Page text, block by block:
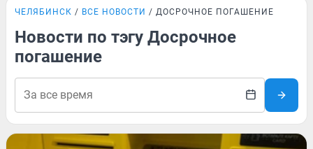
ЧЕЛЯБИНСК ВСЕ НОВОСТИ ДОСРОЧНОЕ ПОГАШЕНИЕ
Новости по тэгу Досрочное
погашение